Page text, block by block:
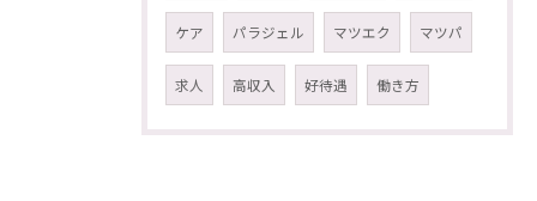
ケア パラジェル マツエク マツパ
求人 高収入 好待遇 働き方